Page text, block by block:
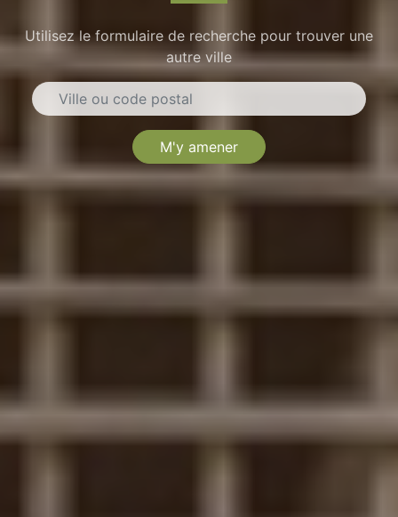
Utilisez le formulaire de recherche pour trouver une
autre ville
M'y amener